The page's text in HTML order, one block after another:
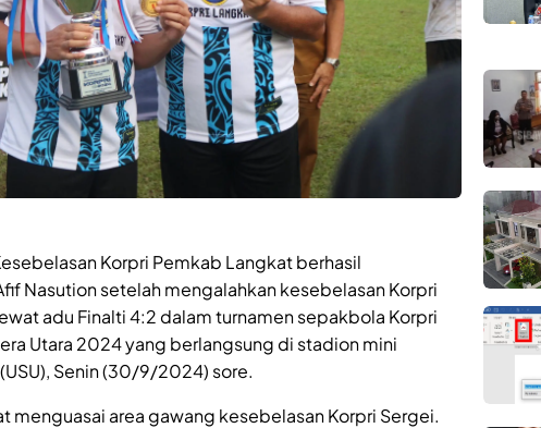
Korpri Pemkab Langkat berhasil
Nasution setelah mengalahkan kesebelasan Korpri
adu Finalti 4:2 dalam turnamen sepakbola Korpri
Utara 2024 yang berlangsung di stadion mini
Senin (30/9/2024) sore.
menguasai area gawang kesebelasan Korpri Sergei.